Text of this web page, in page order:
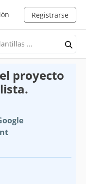
Registrarse
proyecto